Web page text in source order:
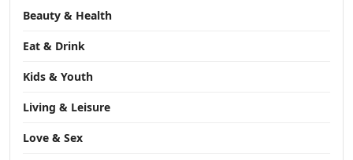
Beauty & Health
Eat & Drink
Kids & Youth
Living & Leisure
Love & Sex